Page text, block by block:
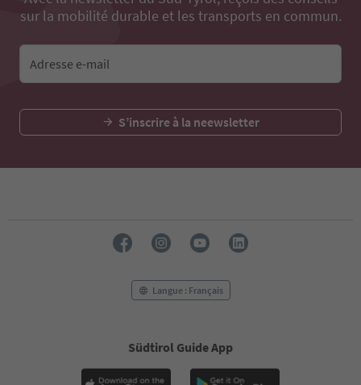
sur la mobilité durable et les transports en commun.
Adresse e-mail
S’inscrire à la neewsletter
Langue : Français
Südtirol Guide App